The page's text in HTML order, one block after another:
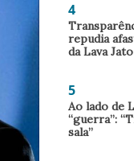
4
repudia
da Lava Jato
5
Ao lado de
“guerra”:
sala”